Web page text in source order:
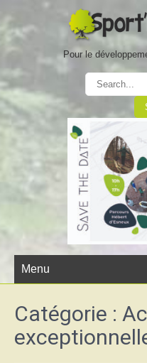
Pour le
Menu
Catégorie :